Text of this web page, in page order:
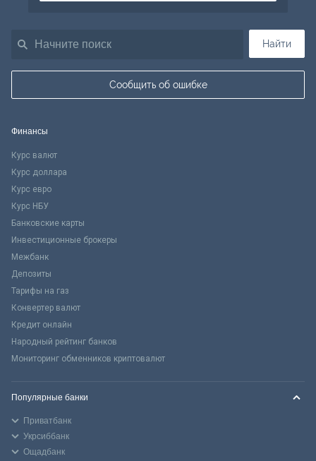
Найти
Сообщить об ошибке
Финансы
Курс валют
Курс доллара
Курс евро
Курс НБУ
Банковские карты
Инвестиционные брокеры
Межбанк
Депозиты
Тарифы на газ
Конвертер валют
Кредит онлайн
Народный рейтинг банков
Мониторинг обменников криптовалют
Популярные банки
Приватбанк
Укрсиббанк
Ощадбанк